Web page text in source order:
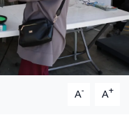
A- A+